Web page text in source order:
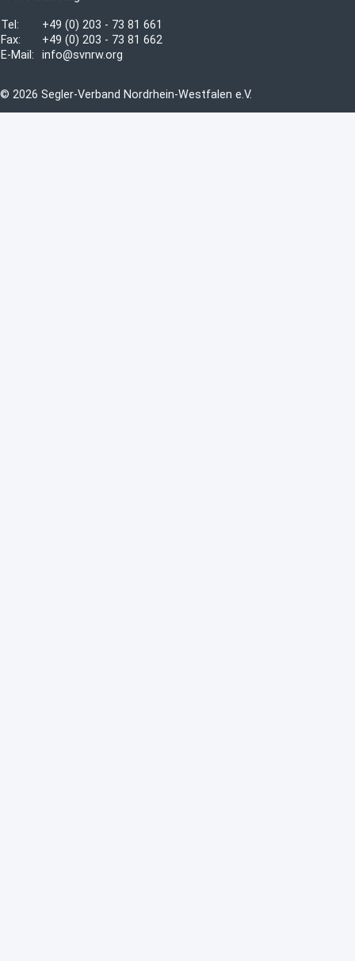
Tel:
+49 (0) 203 - 73 81 661
Fax:
+49 (0) 203 - 73 81 662
E-Mail:
info@svnrw.org
© 2026 Segler-Verband Nordrhein-Westfalen e.V.